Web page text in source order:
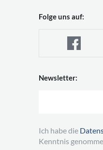
Folge uns auf:
Newsletter:
Ich habe die
Kenntnis